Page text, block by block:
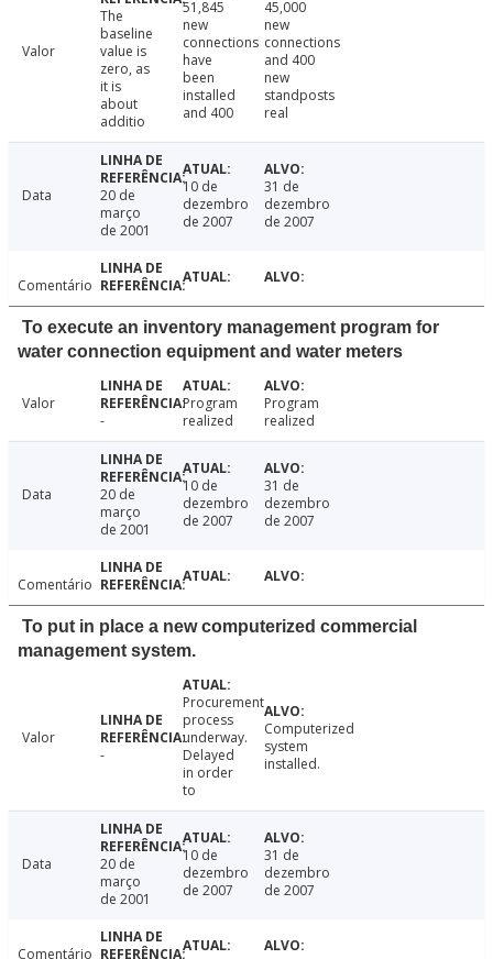
Valor
The
baseline
value is
zero, as
it is
about
additio
51,845
new
connections
have
been
installed
and 400
45,000
new
connections
and 400
new
standposts
real
Data
20 de
março
de 2001
10 de
dezembro
de 2007
31 de
dezembro
de 2007
Comentário
To execute an inventory management program for
water connection equipment and water meters
Valor
-
Program
realized
Program
realized
Data
20 de
março
de 2001
10 de
dezembro
de 2007
31 de
dezembro
de 2007
Comentário
To put in place a new computerized commercial
management system.
Valor
-
Procurement
process
underway.
Delayed
in order
to
Computerized
system
installed.
Data
20 de
março
de 2001
10 de
dezembro
de 2007
31 de
dezembro
de 2007
Comentário